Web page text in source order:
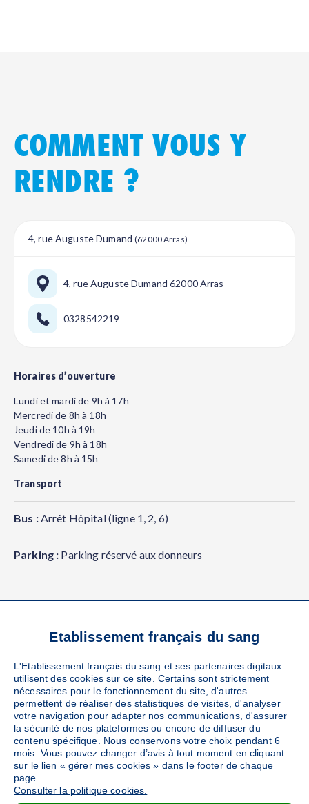
COMMENT VOUS Y
RENDRE ?
4, rue Auguste Dumand(62000 Arras)
4, rue Auguste Dumand 62000 Arras
0328542219
Horaires d’ouverture
Lundi et mardi de 9h à 17h
Mercredi de 8h à 18h
Jeudi de 10h à 19h
Vendredi de 9h à 18h
Samedi de 8h à 15h
Transport
Bus :Arrêt Hôpital (ligne 1, 2, 6)
Parking : Parking réservé aux donneurs
VOS RÉFÉRENTS
LOCAUX
SERVICE RELATION DONNEURS
Référent EFS
Etablissement français du sang
L'Etablissement français du sang et ses partenaires digitaux
utilisent des cookies sur ce site. Certains sont strictement
nécessaires pour le fonctionnement du site, d'autres
permettent de réaliser des statistiques de visites, d'analyser
votre navigation pour adapter nos communications, d'assurer
la sécurité de nos plateformes ou encore de diffuser du
contenu spécifique. Nous conservons votre choix pendant 6
mois. Vous pouvez changer d’avis à tout moment en cliquant
sur le lien « gérer mes cookies » dans le footer de chaque
page.
Consulter la politique cookies.